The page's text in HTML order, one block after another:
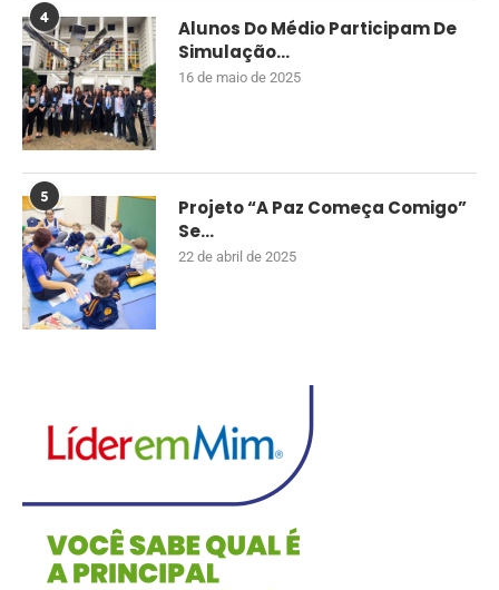
4
Alunos Do Médio Participam De
Simulação...
16 de maio de 2025
5
Projeto “A Paz Começa Comigo”
Se...
22 de abril de 2025